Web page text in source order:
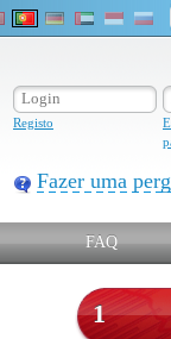
Registo
Fazer uma
FAQ
1